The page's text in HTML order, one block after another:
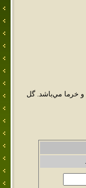
خرما مي‌باشد. گل